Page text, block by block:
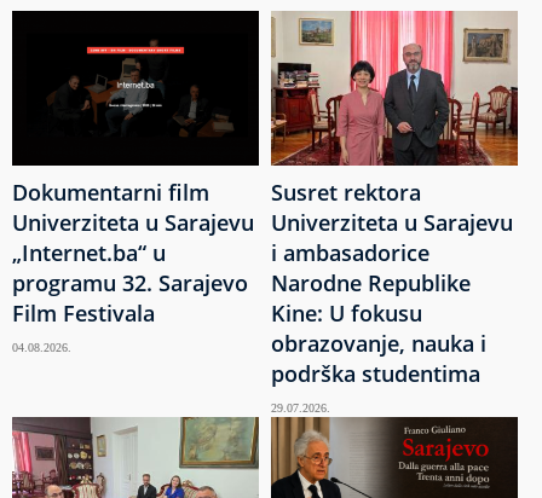
Dokumentarni film
Univerziteta u Sarajevu
„Internet.ba“ u
programu 32. Sarajevo
Film Festivala
04.08.2026.
Susret rektora
Univerziteta u Sarajevu
i ambasadorice
Narodne Republike
Kine: U fokusu
obrazovanje, nauka i
podrška studentima
29.07.2026.